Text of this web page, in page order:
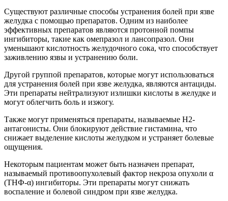
Существуют различные способы устранения болей при язве
желудка с помощью препаратов. Одним из наиболее
эффективных препаратов являются протонной помпы
ингибиторы, такие как омепразол и лансопразол. Они
уменьшают кислотность желудочного сока, что способствует
заживлению язвы и устранению боли.
Другой группой препаратов, которые могут использоваться
для устранения болей при язве желудка, являются антациды.
Эти препараты нейтрализуют излишки кислоты в желудке и
могут облегчить боль и изжогу.
Также могут применяться препараты, называемые H2-
антагонисты. Они блокируют действие гистамина, что
снижает выделение кислоты желудком и устраняет болевые
ощущения.
Некоторым пациентам может быть назначен препарат,
называемый противоопухолевый фактор некроза опухоли α
(ТНФ-α) ингибиторы. Эти препараты могут снижать
воспаление и болевой синдром при язве желудка.